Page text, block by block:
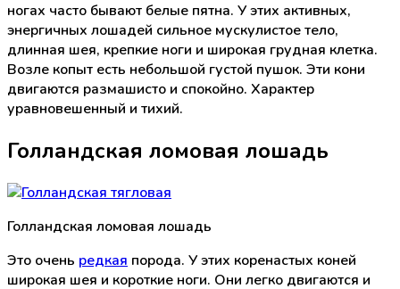
ногах часто бывают белые пятна. У этих активных,
энергичных лошадей сильное мускулистое тело,
длинная шея, крепкие ноги и широкая грудная клетка.
Возле копыт есть небольшой густой пушок. Эти кони
двигаются размашисто и спокойно. Характер
уравновешенный и тихий.
Голландская ломовая лошадь
Голландская ломовая лошадь
Это очень редкая порода. У этих коренастых коней
широкая шея и короткие ноги. Они легко двигаются и